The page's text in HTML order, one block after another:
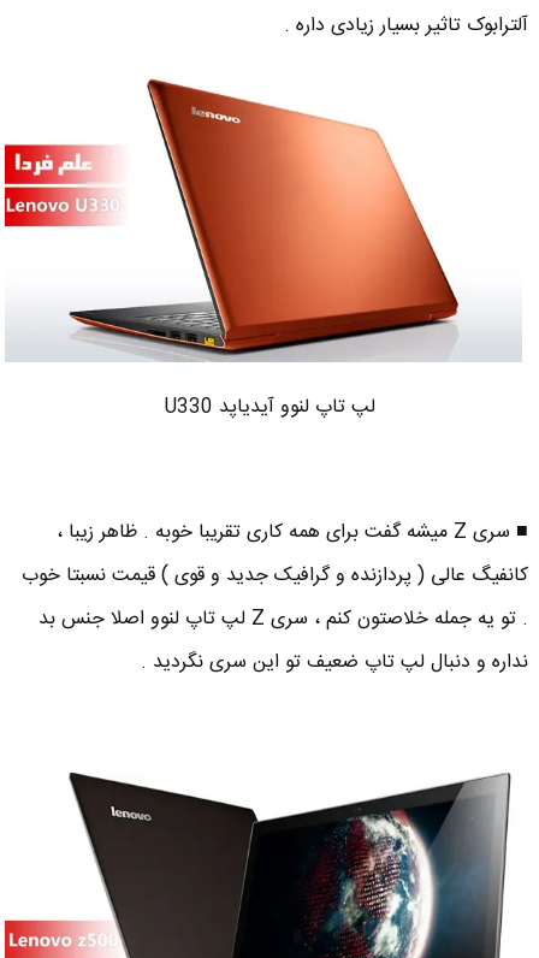
آلترابوک تاثیر بسیار زیادی داره .
لپ تاپ لنوو آیدیاپد U330
■ سری Z میشه گفت برای همه کاری تقریبا خوبه . ظاهر زیبا ،
کانفیگ عالی ( پردازنده و گرافیک جدید و قوی ) قیمت نسبتا خوب
. تو یه جمله خلاصتون کنم ، سری Z لپ تاپ لنوو اصلا جنس بد
نداره و دنبال لپ تاپ ضعیف تو این سری نگردید .